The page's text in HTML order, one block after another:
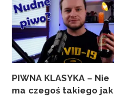
PIWNA KLASYKA – Nie
ma czegoś takiego jak